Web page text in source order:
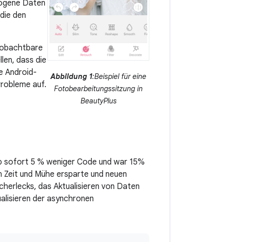
Abbildung 1:Beispiel für eine
Fotobearbeitungssitzung in
BeautyPlus
Daten
den
dass die
Android-
auf.
5 % weniger Code und war 15%
und Mühe ersparte und neuen
das Aktualisieren von Daten
der asynchronen